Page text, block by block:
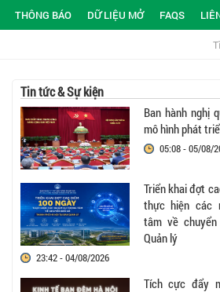
THÔNG BÁO DỮ LIỆU MỞ FAQS
Tin tức & Sự kiện
Ban hành nghị
mô hình phát
05:08 - 05/08/
Triển khai đợt
thực hiện các
tâm về
Quản lý
23:42 - 04/08/2026
Tích cực đẩy